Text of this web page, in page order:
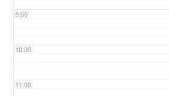
9:00
10:00
11:00